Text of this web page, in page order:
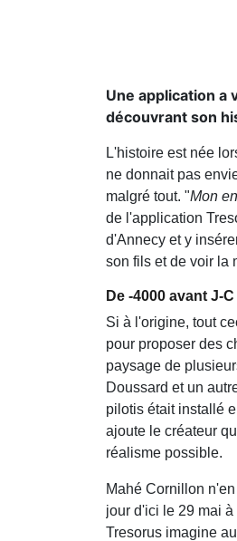
Une application a
découvrant son
L'histoire est née
ne donnait pas
malgré tout. "Mon
de l'application
d'Annecy et y
son fils et de voir la
De -4000 avant J-
Si à l'origine, tout
pour proposer des
paysage de
Doussard et un
pilotis était installé
ajoute le créateur
réalisme possible.
Mahé Cornillon
jour d'ici le 29 mai
Tresorus imagine